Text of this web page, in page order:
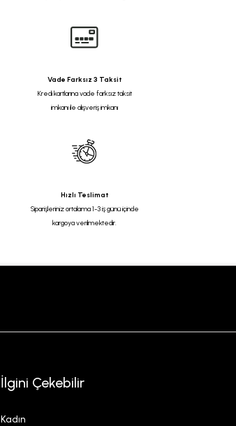
Vade Farksız 3 Taksit
Kredi kartlarına vade farksız taksit
imkanı ile alışveriş imkanı
Hızlı Teslimat
Siparişleriniz ortalama 1-3 iş günü içinde
kargoya verilmektedir.
İlgini Çekebilir
Kadın